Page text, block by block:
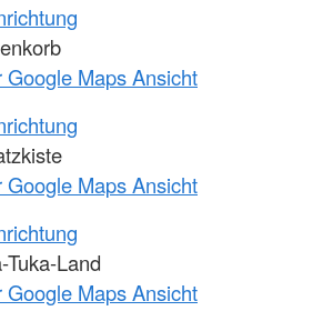
Google Maps Ansicht
Google Maps Ansicht
Tuka-Land
Google Maps Ansicht